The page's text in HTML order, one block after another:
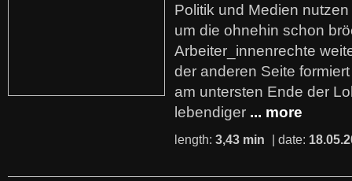
Politik und Medien
um die ohnehin schon
Arbeiter_innenrechte
der anderen Seite
am untersten Ende der
lebendiger ... more
length: 3,43 min | date: